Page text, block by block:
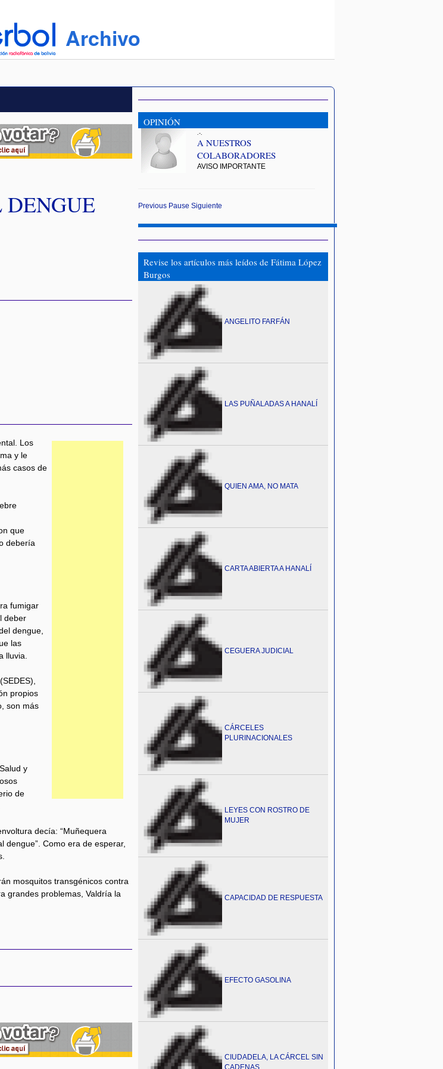
Archivo
DENGUE
Los
y le
casos de
que
debería
fumigar
deber
dengue,
las
lluvia.
propios
son más
y
de
decía: “Muñequera
dengue”. Como era de esperar,
mosquitos transgénicos contra
grandes problemas, Valdría la
OPINIÓN
.-.
A NUESTROS
COLABORADORES
AVISO IMPORTANTE
Previous Pause Siguiente
Revise los artículos más leídos de Fátima López
Burgos
ANGELITO FARFÁN
LAS PUÑALADAS A HANALÍ
QUIEN AMA, NO MATA
CARTA ABIERTA A HANALÍ
CEGUERA JUDICIAL
CÁRCELES
PLURINACIONALES
LEYES CON ROSTRO DE
MUJER
CAPACIDAD DE RESPUESTA
EFECTO GASOLINA
CIUDADELA, LA CÁRCEL SIN
CADENAS